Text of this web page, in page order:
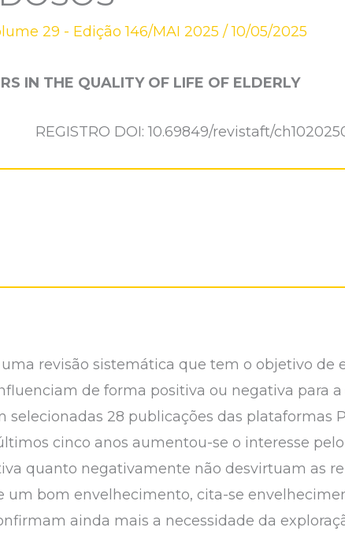
29 - Edição 146/MAI 2025 /10/05/2025
IN THE QUALITY OF LIFE OF ELDERLY
REGISTRO DOI: 10.69849/revistaft/
revisão sistemática que tem o objetivo de
de forma positiva ou negativa para
selecionadas 28 publicações das plataformas
cinco anos aumentou-se o interesse
quanto negativamente não desvirtuam as
um bom envelhecimento, cita-se
ainda mais a necessidade da